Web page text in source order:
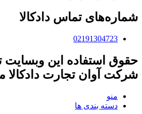
شماره‌های تماس دادکالا
02191304723
حقوق استفاده این
شرکت آوان تجارت دادکالا
منو
دسته بندی ها